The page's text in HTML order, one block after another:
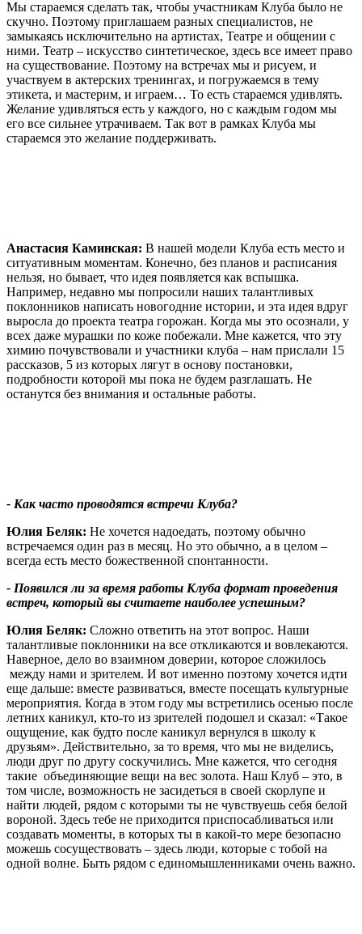
Мы стараемся сделать так, чтобы участникам Клуба было не
скучно. Поэтому приглашаем разных специалистов, не
замыкаясь исключительно на артистах, Театре и общении с
ними. Театр – искусство синтетическое, здесь все имеет право
на существование. Поэтому на встречах мы и рисуем, и
участвуем в актерских тренингах, и погружаемся в тему
этикета, и мастерим, и играем… То есть стараемся удивлять.
Желание удивляться есть у каждого, но с каждым годом мы
его все сильнее утрачиваем. Так вот в рамках Клуба мы
стараемся это желание поддерживать.
Анастасия Каминская: В нашей модели Клуба есть место и
ситуативным моментам. Конечно, без планов и расписания
нельзя, но бывает, что идея появляется как вспышка.
Например, недавно мы попросили наших талантливых
поклонников написать новогодние истории, и эта идея вдруг
выросла до проекта театра горожан. Когда мы это осознали, у
всех даже мурашки по коже побежали. Мне кажется, что эту
химию почувствовали и участники клуба – нам прислали 15
рассказов, 5 из которых лягут в основу постановки,
подробности которой мы пока не будем разглашать. Не
останутся без внимания и остальные работы.
- Как часто проводятся встречи Клуба?
Юлия Беляк: Не хочется надоедать, поэтому обычно
встречаемся один раз в месяц. Но это обычно, а в целом –
всегда есть место божественной спонтанности.
- Появился ли за время работы Клуба формат проведения
встреч, который вы считаете наиболее успешным?
Юлия Беляк: Сложно ответить на этот вопрос. Наши
талантливые поклонники на все откликаются и вовлекаются.
Наверное, дело во взаимном доверии, которое сложилось
между нами и зрителем. И вот именно поэтому хочется идти
еще дальше: вместе развиваться, вместе посещать культурные
мероприятия. Когда в этом году мы встретились осенью после
летних каникул, кто-то из зрителей подошел и сказал: «Такое
ощущение, как будто после каникул вернулся в школу к
друзьям». Действительно, за то время, что мы не виделись,
люди друг по другу соскучились. Мне кажется, что сегодня
такие объединяющие вещи на вес золота. Наш Клуб – это, в
том числе, возможность не засидеться в своей скорлупе и
найти людей, рядом с которыми ты не чувствуешь себя белой
вороной. Здесь тебе не приходится приспосабливаться или
создавать моменты, в которых ты в какой-то мере безопасно
можешь сосуществовать – здесь люди, которые с тобой на
одной волне. Быть рядом с единомышленниками очень важно.